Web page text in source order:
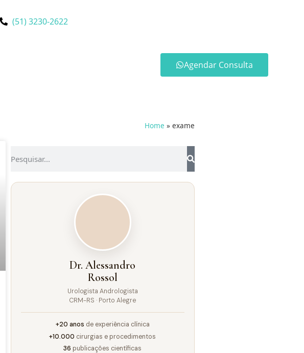
(51) 3230-2622
Agendar Consulta
Home » exame
Dr. Alessandro
Rossol
Urologista Andrologista
CRM-RS · Porto Alegre
+20 anos de experiência clínica
+10.000 cirurgias e procedimentos
36 publicações científicas